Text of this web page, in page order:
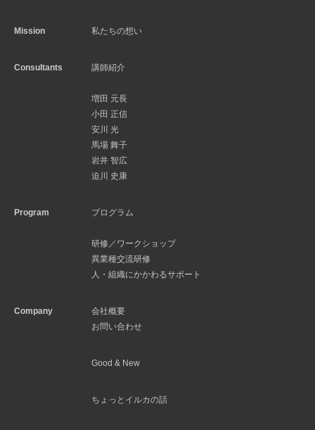
Mission 私たちの想い
Consultants 講師紹介
増田 元長
小田 正信
安川 光
馬場 舞子
岩井 智広
迫川 史康
Program プログラム
研修／ワークショップ
異業種交流研修
人・組織にかかわるサポート
Company
会社概要
お問い合わせ
Good & New
ちょっとイルカの話